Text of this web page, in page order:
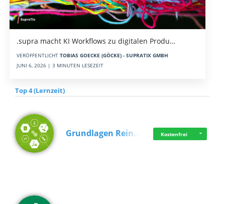
.supra macht KI Workflows zu digitalen Produ…
VERÖFFENTLICHT TOBIAS GOECKE (GÖCKE) - SUPRATIX GMBH
JUNI 6, 2026 | 3 MINUTEN LESEZEIT
Top 4 (Lernzeit)
Grundlagen Rein… Kostenfrei